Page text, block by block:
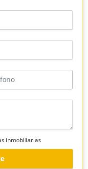
inmobiliarias